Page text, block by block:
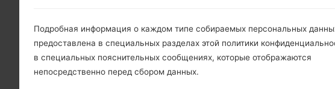
1.ПРОВЕРИТЬ НАЛИЧИЕ RECAPTCHA
Подробная информация о каждом типе собираемых персональных
предоставлена в специальных разделах этой политики
в специальных пояснительных сообщениях, которые отображаются
непосредственно перед сбором данных.